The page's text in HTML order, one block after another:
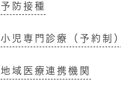
予防接種
小児専門診療（予約制）
地域医療連携機関